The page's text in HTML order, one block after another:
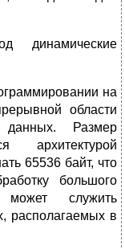
динамические
на
области
данных. Размер
архитектурой
65536 байт, что
большого
служить
располагаемых в